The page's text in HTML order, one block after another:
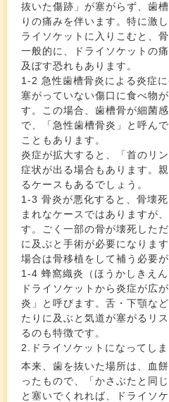
抜いた傷跡」が塞がらず、歯
りの痛みを伴います。特に激
ライソケットに入りこむと、
一般的に、ドライソケットの
及ぼす恐れもあります。
1-2 急性歯槽骨炎による炎症
塞がっていない傷口に食べ物
す。この場合、歯槽骨が細菌
で、「急性歯槽骨炎」と呼ん
こともあります。
炎症が拡大すると、「首のリ
症状が出る場合もあります。
るケースもあるでしょう。
1-3 骨炎が悪化すると、骨壊
まれなケースではありますが
す。ごく一部の骨が壊死した
に及ぶと手術が必要になりま
場合は骨移植をして補う必要が
1-4 蜂窩織炎（ほうかしきえ
ドライソケットから炎症が広
炎」と呼びます。舌・下顎な
たりに及ぶと気道が塞がるリ
るのも特徴です。
2.ドライソケットになってしま
本来、歯を抜いた場所は、血
ったもので、「かさぶたと同
と塞いでくれれば、ドライソ